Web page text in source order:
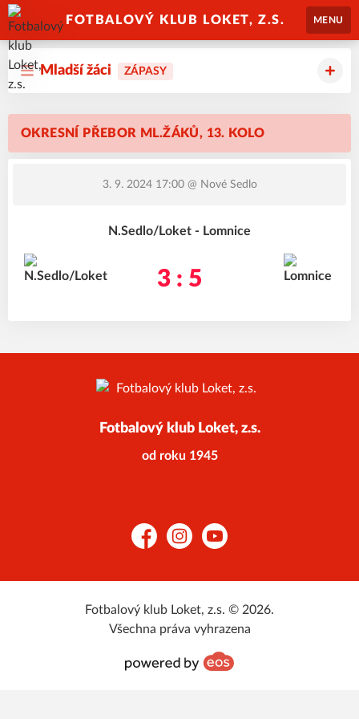
FOTBALOVÝ KLUB LOKET, Z.S. MENU
Mladší žáci ZÁPASY
OKRESNÍ PŘEBOR ML.ŽÁKŮ, 13. KOLO
3. 9. 2024 17:00@ Nové Sedlo
N.Sedlo/Loket - Lomnice
3 : 5
Fotbalový klub Loket, z.s.
od roku 1945
FacebookInstagramYouTube
Fotbalový klub Loket, z.s. © 2026.
Všechna práva vyhrazena